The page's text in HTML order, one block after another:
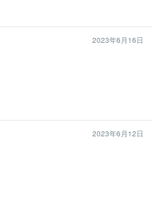
2023年6月16日
2023年6月12日